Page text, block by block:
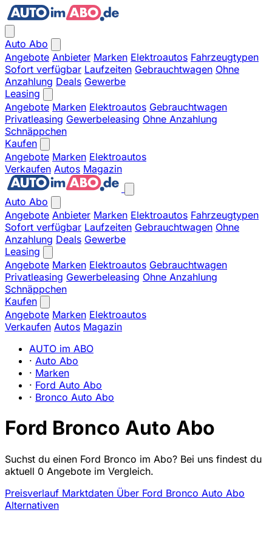
Auto Abo
Angebote Anbieter Marken Elektroautos Fahrzeugtypen
Sofort verfügbar Laufzeiten Gebrauchtwagen Ohne
Anzahlung Deals Gewerbe
Leasing
Angebote Marken Elektroautos Gebrauchtwagen
Privatleasing Gewerbeleasing Ohne Anzahlung
Schnäppchen
Kaufen
Angebote Marken Elektroautos
Verkaufen Autos Magazin
Auto Abo
Angebote Anbieter Marken Elektroautos Fahrzeugtypen
Sofort verfügbar Laufzeiten Gebrauchtwagen Ohne
Anzahlung Deals Gewerbe
Leasing
Angebote Marken Elektroautos Gebrauchtwagen
Privatleasing Gewerbeleasing Ohne Anzahlung
Schnäppchen
Kaufen
Angebote Marken Elektroautos
Verkaufen Autos Magazin
AUTO im ABO
· Auto Abo
· Marken
· Ford Auto Abo
· Bronco Auto Abo
Ford Bronco Auto Abo
Suchst du einen Ford Bronco im Abo? Bei uns findest du
aktuell 0 Angebote im Vergleich.
Preisverlauf Marktdaten Über Ford Bronco Auto Abo
Alternativen